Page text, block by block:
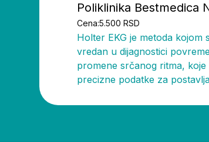
Poliklinika Bestmedica
Cena:5.500 RSD
Holter EKG je metoda
vredan u dijagnostici
promene srčanog ritma,
precizne podatke za